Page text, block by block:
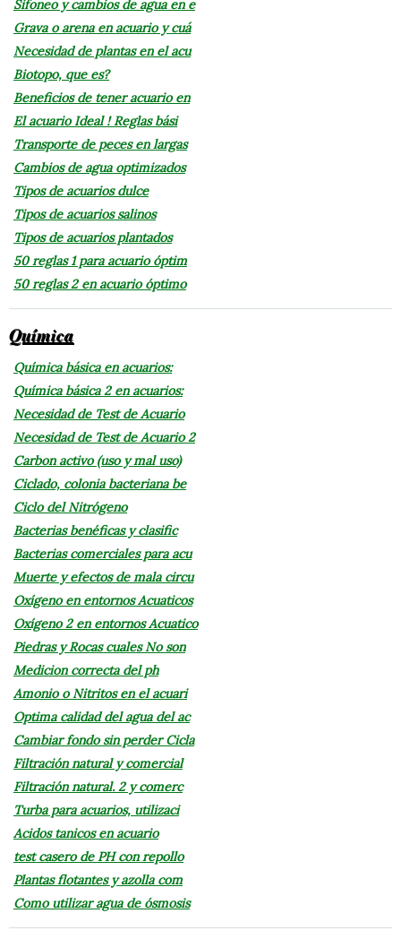
Sifoneo y cambios de agua en e
Grava o arena en acuario y cuá
Necesidad de plantas en el acu
Biotopo, que es?
Beneficios de tener acuario en
El acuario Ideal ! Reglas bási
Transporte de peces en largas
Cambios de agua optimizados
Tipos de acuarios dulce
Tipos de acuarios salinos
Tipos de acuarios plantados
50 reglas 1 para acuario óptim
50 reglas 2 en acuario óptimo
Química
Química básica en acuarios:
Química básica 2 en acuarios:
Necesidad de Test de Acuario
Necesidad de Test de Acuario 2
Carbon activo (uso y mal uso)
Ciclado, colonia bacteriana be
Ciclo del Nitrógeno
Bacterias benéficas y clasific
Bacterias comerciales para acu
Muerte y efectos de mala circu
Oxígeno en entornos Acuaticos
Oxígeno 2 en entornos Acuatico
Piedras y Rocas cuales No son
Medicion correcta del ph
Amonio o Nitritos en el acuari
Optima calidad del agua del ac
Cambiar fondo sin perder Cicla
Filtración natural y comercial
Filtración natural. 2 y comerc
Turba para acuarios, utilizaci
Acidos tanicos en acuario
test casero de PH con repollo
Plantas flotantes y azolla com
Como utilizar agua de ósmosis